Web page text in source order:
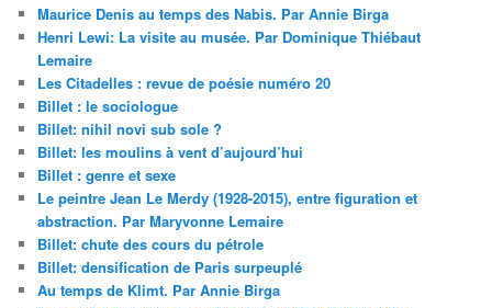
Maurice Denis au temps des Nabis. Par Annie Birga
Henri Lewi: La visite au musée. Par Dominique Thiébaut
Lemaire
Les Citadelles : revue de poésie numéro 20
Billet : le sociologue
Billet: nihil novi sub sole ?
Billet: les moulins à vent d’aujourd’hui
Billet : genre et sexe
Le peintre Jean Le Merdy (1928-2015), entre figuration et
abstraction. Par Maryvonne Lemaire
Billet: chute des cours du pétrole
Billet: densification de Paris surpeuplé
Au temps de Klimt. Par Annie Birga